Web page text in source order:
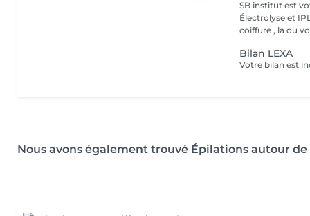
SB institut est
Électrolyse et
coiffure , la ou
Bilan LEXA
Nous avons également trouvé Épilations autour de